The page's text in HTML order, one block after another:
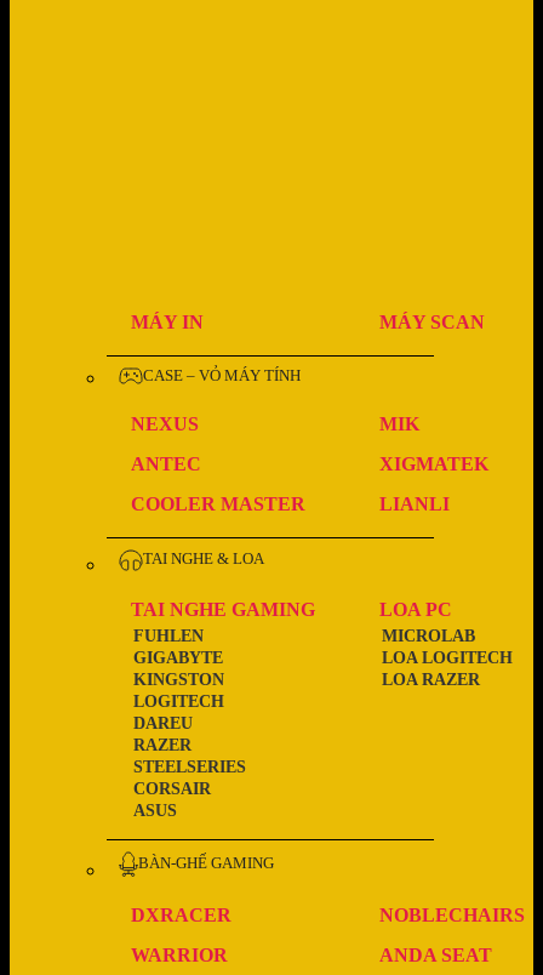
MÁY IN MÁY SCAN
CASE – VỎ MÁY TÍNH
NEXUS
MIK
ANTEC
XIGMATEK
COOLER MASTER
LIANLI
TAI NGHE & LOA
TAI NGHE GAMING
ASUS
CORSAIR
STEELSERIES
RAZER
DAREU
LOGITECH
KINGSTON
GIGABYTE
FUHLEN
LOA PC
LOA RAZER
LOA LOGITECH
MICROLAB
BÀN-GHẾ GAMING
DXRACER
NOBLECHAIRS
WARRIOR
ANDA SEAT